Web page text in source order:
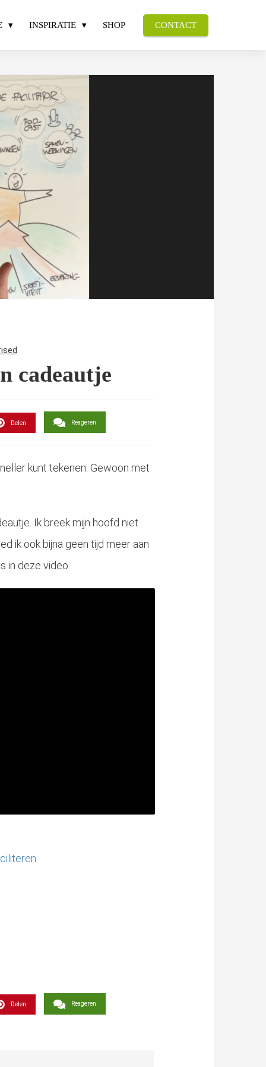
INSPIRATIE SHOP CONTACT
cadeautje
Delen Reageren
kunt tekenen. Gewoon met
Ik breek mijn hoofd niet
ik ook bijna geen tijd meer aan
in deze video.
Delen Reageren